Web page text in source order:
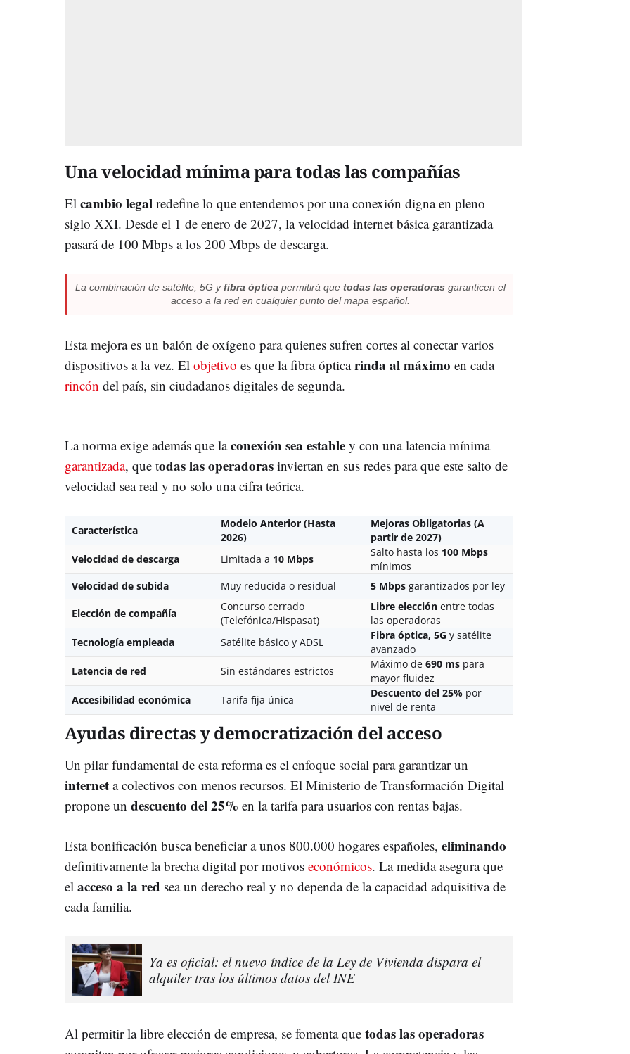
Una velocidad mínima para todas las compañías
El cambio legal redefine lo que entendemos por una conexión digna en pleno
siglo XXI. Desde el 1 de enero de 2027, la velocidad internet básica garantizada
pasará de 100 Mbps a los 200 Mbps de descarga.
La combinación de satélite, 5G yfibra óptica permitirá que todas las operadorasgaranticen el
acceso a la red en cualquier punto del mapa español.
Esta mejora es un balón de oxígeno para quienes sufren cortes al conectar varios
dispositivos a la vez. El objetivo es que la fibra ópticarinda al máximo en cada
rincón del país, sin ciudadanos digitales de segunda.
La norma exige además que laconexión sea estable y con una latencia mínima
garantizada, que todas las operadoras inviertan en sus redes para que este salto de
velocidad sea real y no solo una cifra teórica.
Característica
Modelo Anterior (Hasta
2026)
Mejoras Obligatorias (A
partir de 2027)
Velocidad de descarga
Limitada a 10 Mbps
Salto hasta los 100 Mbps
mínimos
Velocidad de subida
Muy reducida o residual 5 Mbps garantizados por ley
Elección de compañía
Concurso cerrado
(Telefónica/Hispasat)
Libre elección entre todas
las operadoras
Tecnología empleada
Satélite básico y ADSL
Fibra óptica, 5G y satélite
avanzado
Latencia de red
Sin estándares estrictos
Máximo de 690 ms para
mayor fluidez
Accesibilidad económica
Tarifa fija única
Descuento del 25% por
nivel de renta
Ayudas directas y democratización del acceso
Un pilar fundamental de esta reforma es el enfoque social para garantizar un
internet a colectivos con menos recursos. El Ministerio de Transformación Digital
propone un descuento del 25% en la tarifa para usuarios con rentas bajas.
Esta bonificación busca beneficiar a unos 800.000 hogares españoles, eliminando
definitivamente la brecha digital por motivos económicos. La medida asegura que
el acceso a la red sea un derecho real y no dependa de la capacidad adquisitiva de
cada familia.
Ya es oficial: el nuevo índice de la Ley de Vivienda dispara el
alquiler tras los últimos datos del INE
Al permitir la libre elección de empresa, se fomenta que todas las operadoras